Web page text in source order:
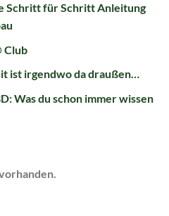
Schritt für Schritt Anleitung
Club
ist irgendwo da draußen…
Was du schon immer wissen